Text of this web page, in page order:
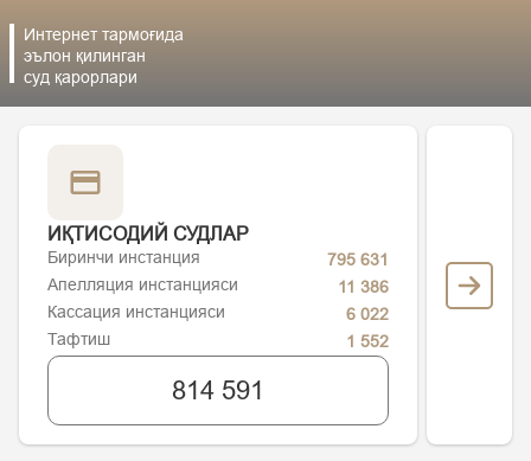
Интернет тармоғида
эълон қилинган
суд қарорлари
ИҚТИСОДИЙ СУДЛАР
Биринчи инстанция
795 631
Апелляция инстанцияси
11 386
Кассация инстанцияси
6 022
Тафтиш
1 552
814 591